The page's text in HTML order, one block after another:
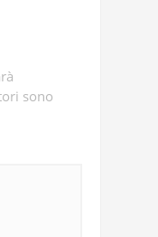
sono